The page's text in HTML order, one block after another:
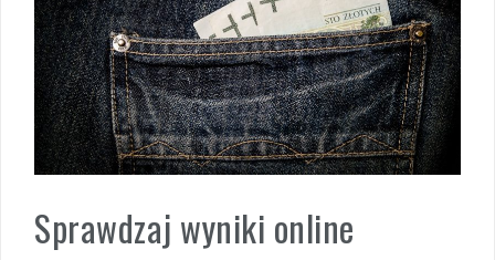
Sprawdzaj wyniki online